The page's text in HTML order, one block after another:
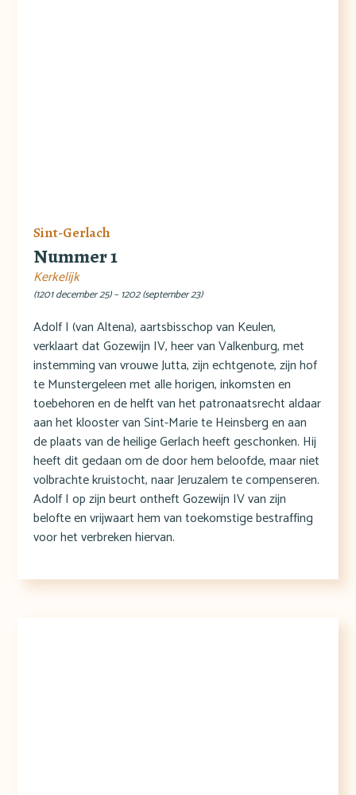
Sint-Gerlach
Nummer 1
Kerkelijk
(1201 december 25) – 1202 (september 23)
Adolf I (van Altena), aartsbisschop van Keulen,
verklaart dat Gozewijn IV, heer van Valkenburg, met
instemming van vrouwe Jutta, zijn echtgenote, zijn hof
te Munstergeleen met alle horigen, inkomsten en
toebehoren en de helft van het patronaatsrecht aldaar
aan het klooster van Sint-Marie te Heinsberg en aan
de plaats van de heilige Gerlach heeft geschonken. Hij
heeft dit gedaan om de door hem beloofde, maar niet
volbrachte kruistocht, naar Jeruzalem te compenseren.
Adolf I op zijn beurt ontheft Gozewijn IV van zijn
belofte en vrijwaart hem van toekomstige bestraffing
voor het verbreken hiervan.